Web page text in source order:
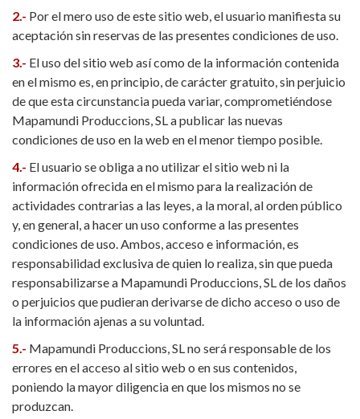
2.- Por el mero uso de este sitio web, el usuario manifiesta su
aceptación sin reservas de las presentes condiciones de uso.
3.- El uso del sitio web así como de la información contenida
en el mismo es, en principio, de carácter gratuito, sin perjuicio
de que esta circunstancia pueda variar, comprometiéndose
Mapamundi Produccions, SL a publicar las nuevas
condiciones de uso en la web en el menor tiempo posible.
4.- El usuario se obliga a no utilizar el sitio web ni la
información ofrecida en el mismo para la realización de
actividades contrarias a las leyes, a la moral, al orden público
y, en general, a hacer un uso conforme a las presentes
condiciones de uso. Ambos, acceso e información, es
responsabilidad exclusiva de quien lo realiza, sin que pueda
responsabilizarse a Mapamundi Produccions, SL de los daños
o perjuicios que pudieran derivarse de dicho acceso o uso de
la información ajenas a su voluntad.
5.- Mapamundi Produccions, SL no será responsable de los
errores en el acceso al sitio web o en sus contenidos,
poniendo la mayor diligencia en que los mismos no se
produzcan.